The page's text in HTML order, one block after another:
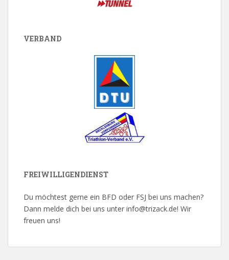
VERBAND
FREIWILLIGENDIENST
Du möchtest gerne ein BFD oder FSJ bei uns machen?
Dann melde dich bei uns unter info@trizack.de! Wir
freuen uns!